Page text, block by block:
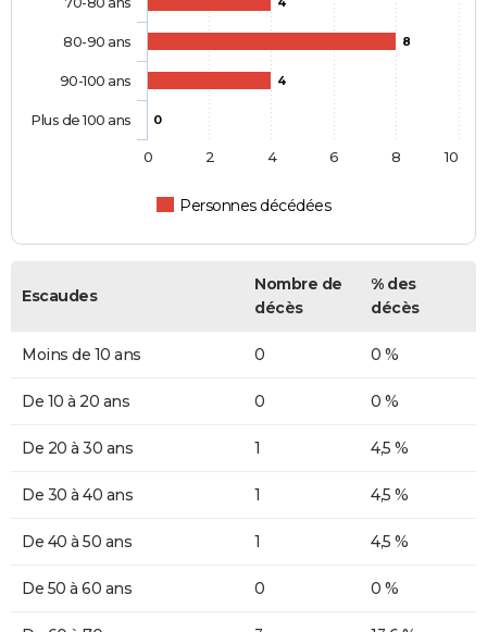
8
4
0
Personnes décédées
80-90 ans
90-100 ans
Plus de 100 ans
0 2 4 6 8 10
Escaudes
Nombre de
décès
% des
décès
Moins de 10 ans 0 0 %
De 10 à 20 ans 0 0 %
De 20 à 30 ans 1 4,5 %
De 30 à 40 ans 1 4,5 %
De 40 à 50 ans 1 4,5 %
De 50 à 60 ans 0 0 %